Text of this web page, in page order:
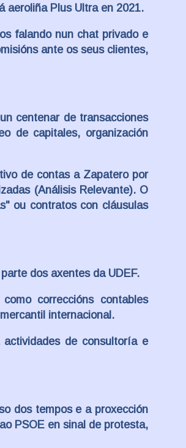
aeroliña Plus Ultra en 2021.
falando nun chat privado e
ante os seus clientes,
centenar de transacciones
de capitales, organización
de contas a Zapatero por
(Análisis Relevante). O
ou contratos con cláusulas
dos axentes da UDEF.
correccións contables
internacional.
de consultoría e
dos tempos e a proxección
PSOE en sinal de protesta,